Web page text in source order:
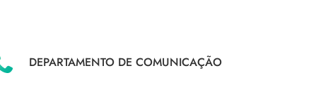
DEPARTAMENTO DE COMUNICAÇÃO